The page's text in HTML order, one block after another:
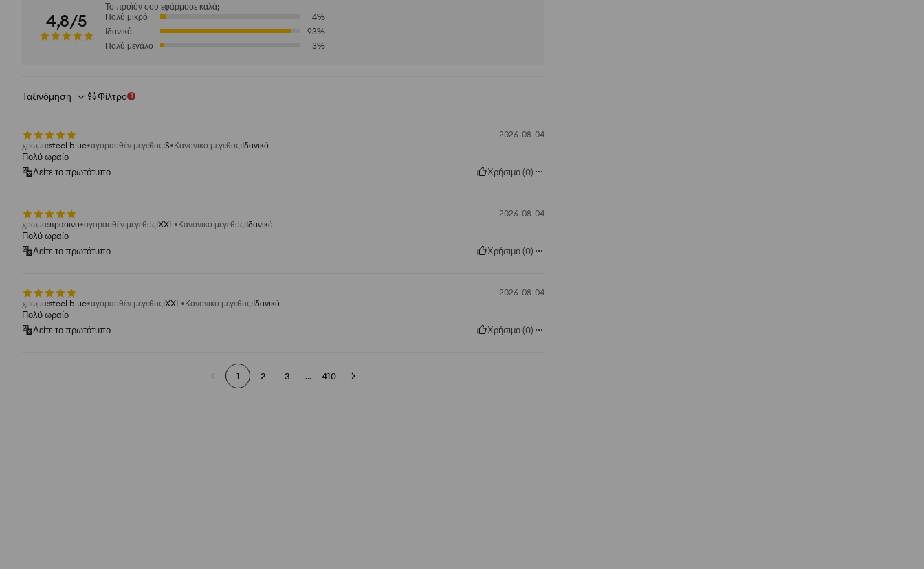
4,8/5
Το προϊόν σου εφάρμοσε καλά;
Πολύ μικρό
4%
Ιδανικό
93%
Πολύ μεγάλο
3%
Ταξινόμηση Φίλτρο 1
2026-08-04
χρώμα:steel blue αγορασθέν μέγεθος:S Κανονικό μέγεθος:Ιδανικό
Πολύ ωραίο
Δείτε το πρωτότυπο
Χρήσιμο(0)
2026-08-04
χρώμα:πρασινο αγορασθέν μέγεθος:XXL Κανονικό μέγεθος:Ιδανικό
Πολύ ωραίο
Δείτε το πρωτότυπο
Χρήσιμο(0)
2026-08-04
χρώμα:steel blue αγορασθέν μέγεθος:XXL Κανονικό μέγεθος:Ιδανικό
Πολύ ωραίο
Δείτε το πρωτότυπο
Χρήσιμο(0)
1 2 3 ... 410